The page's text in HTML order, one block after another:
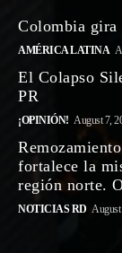
Colombia gira
AMÉRICA LATINA
El Colapso
PR
¡OPINIÓN! August 7,
fortalece la
región norte.
NOTICIAS RD